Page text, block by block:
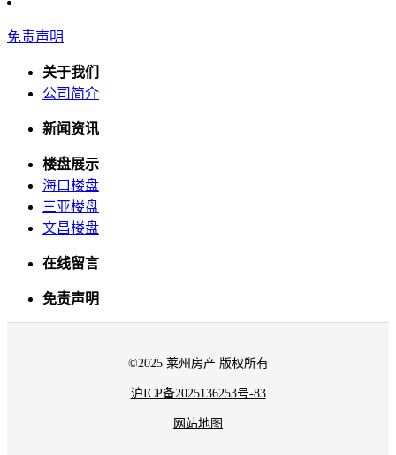
免责声明
关于我们
公司简介
新闻资讯
楼盘展示
海口楼盘
三亚楼盘
文昌楼盘
在线留言
免责声明
©2025 莱州房产 版权所有
沪ICP备2025136253号-83
网站地图